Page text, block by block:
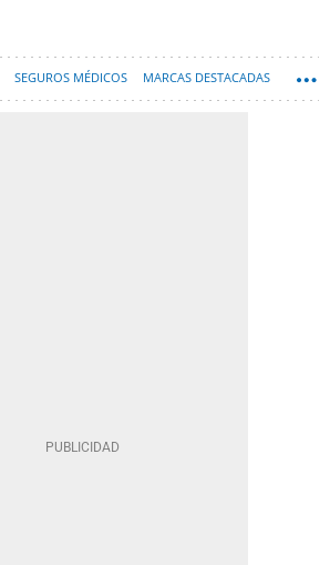
SEGUROS MÉDICOS MARCAS DESTACADAS